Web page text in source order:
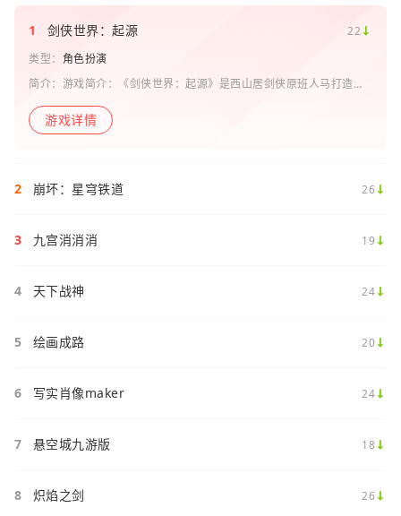
1 剑侠世界：起源
22
类型： 角色扮演
简介：游戏简介：《剑侠世界：起源》是西山居剑侠原班人马打造的
侠情缘”端游时代的特色设定，比如五行相克、宋金战场、帮
游戏详情
2 崩坏：星穹铁道 26
3 九宫消消消 19
4 天下战神 24
5 绘画成路 20
6 写实肖像maker 24
7 悬空城九游版 18
8 炽焰之剑 26